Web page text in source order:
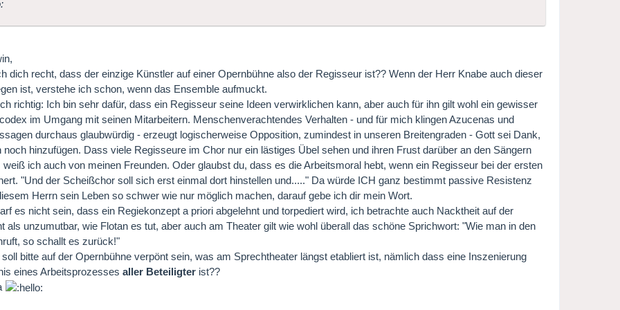
dich recht, dass der einzige Künstler auf einer Opernbühne also der Regisseur ist?? Wenn der Herr Knabe auch dieser
ist, verstehe ich schon, wenn das Ensemble aufmuckt.
richtig: Ich bin sehr dafür, dass ein Regisseur seine Ideen verwirklichen kann, aber auch für ihn gilt wohl ein gewisser
im Umgang mit seinen Mitarbeitern. Menschenverachtendes Verhalten - und für mich klingen Azucenas und
durchaus glaubwürdig - erzeugt logischerweise Opposition, zumindest in unseren Breitengraden - Gott sei Dank,
noch hinzufügen. Dass viele Regisseure im Chor nur ein lästiges Übel sehen und ihren Frust darüber an den Sängern
weiß ich auch von meinen Freunden. Oder glaubst du, dass es die Arbeitsmoral hebt, wenn ein Regisseur bei der ersten
"Und der Scheißchor soll sich erst einmal dort hinstellen und....." Da würde ICH ganz bestimmt passive Resistenz
Herrn sein Leben so schwer wie nur möglich machen, darauf gebe ich dir mein Wort.
es nicht sein, dass ein Regiekonzept a priori abgelehnt und torpediert wird, ich betrachte auch Nacktheit auf der
als unzumutbar, wie Flotan es tut, aber auch am Theater gilt wie wohl überall das schöne Sprichwort: "Wie man in den
so schallt es zurück!"
bitte auf der Opernbühne verpönt sein, was am Sprechtheater längst etabliert ist, nämlich dass eine Inszenierung
eines Arbeitsprozessesaller Beteiligter ist??